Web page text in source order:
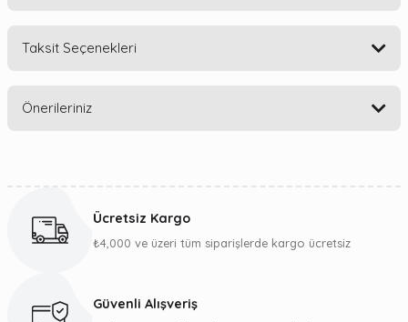
Taksit Seçenekleri
Önerileriniz
Görüş ve önerileriniz için teşekkür ederiz.
Ürün bilgilerinde hatalar bulunuyor.
Ücretsiz Kargo
₺4,000 ve üzeri tüm siparişlerde kargo ücretsiz
Güvenli Alışveriş